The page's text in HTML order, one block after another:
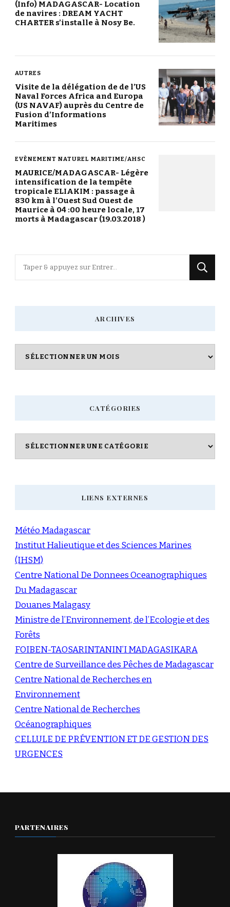
(Info) MADAGASCAR- Location
de navires : DREAM YACHT
CHARTER s’installe à Nosy Be.
AUTRES
Visite de la délégation de de l’US
Naval Forces Africa and Europa
(US NAVAF) auprès du Centre de
Fusion d’Informations
Maritimes
EVÈNEMENT NATUREL MARITIME/AHSC
MAURICE/MADAGASCAR- Légère
intensification de la tempête
tropicale ELIAKIM : passage à
830 km à l’Ouest Sud Ouest de
Maurice à 04 :00 heure locale, 17
morts à Madagascar (19.03.2018 )
ARCHIVES
Archives
CATÉGORIES
Catégories
LIENS EXTERNES
Météo Madagascar
Institut Halieutique et des Sciences Marines
(IHSM)
Centre National De Donnees Oceanographiques
Du Madagascar
Douanes Malagasy
Ministre de l’Environnement, de l’Ecologie et des
Forêts
FOIBEN-TAOSARINTANIN’I MADAGASIKARA
Centre de Surveillance des Pêches de Madagascar
Centre National de Recherches en
Environnement
Centre National de Recherches
Océanographiques
CELLULE DE PRÉVENTION ET DE GESTION DES
URGENCES
PARTENAIRES